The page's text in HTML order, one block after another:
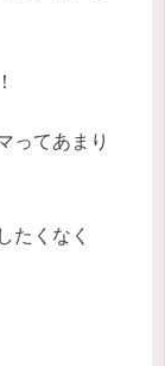
ってあまり
たくなく